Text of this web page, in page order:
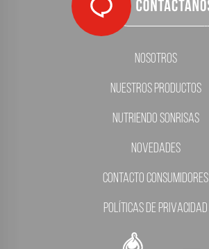
Nosotros
Nuestros Productos
Nutriendo Sonrisas
Novedades
Contacto Consumidores
Políticas de Privacidad